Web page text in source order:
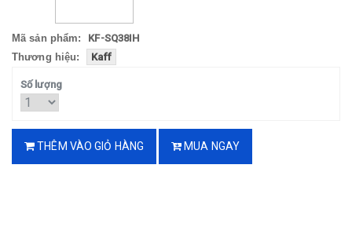
Mã sản phẩm:
KF-SQ38IH
Thương hiệu:
Kaff
Số lượng
THÊM VÀO GIỎ HÀNG MUA NGAY